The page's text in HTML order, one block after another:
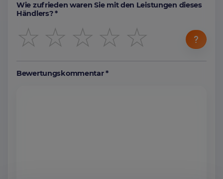
Wie zufrieden waren Sie mit den Leistungen dieses
Händlers? *
☆
☆
☆
☆
☆
Bewertungskommentar *